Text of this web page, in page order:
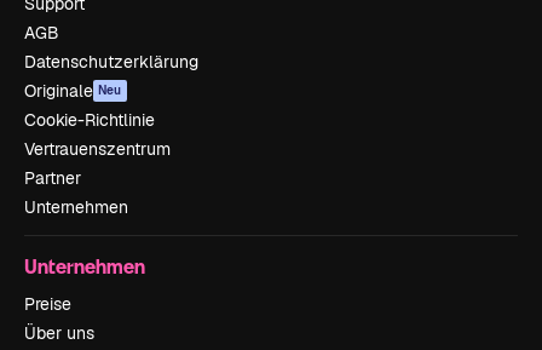
AGB
Datenschutzerklärung
Originale Neu
Cookie-Richtlinie
Vertrauenszentrum
Partner
Unternehmen
Unternehmen
Preise
Über uns